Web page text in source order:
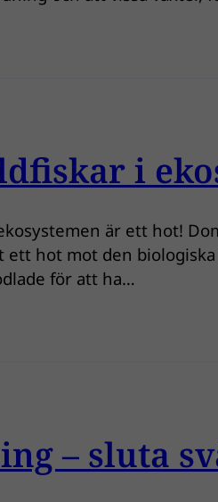
i
är ett hot!
ett hot mot den
för att ha…
– sluta